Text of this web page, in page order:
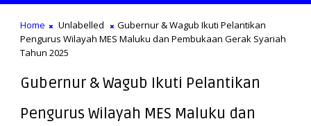
Home Unlabelled
Gubernur & Wagub Ikuti Pelantikan
Pengurus Wilayah MES Maluku dan Pembukaan Gerak Syariah
Tahun 2025
Gubernur & Wagub Ikuti Pelantikan
Pengurus Wilayah MES Maluku dan